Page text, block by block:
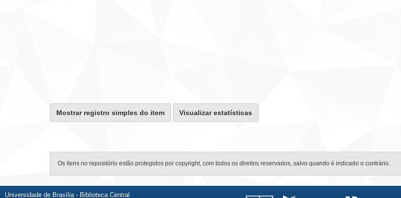
Mostrar registro simples do item Visualizar estatísticas
Os itens no repositório estão protegidos por copyright, com todos os direitos reservados, salvo quando é indicado o contrário.
Universidade de Brasília - Biblioteca Central